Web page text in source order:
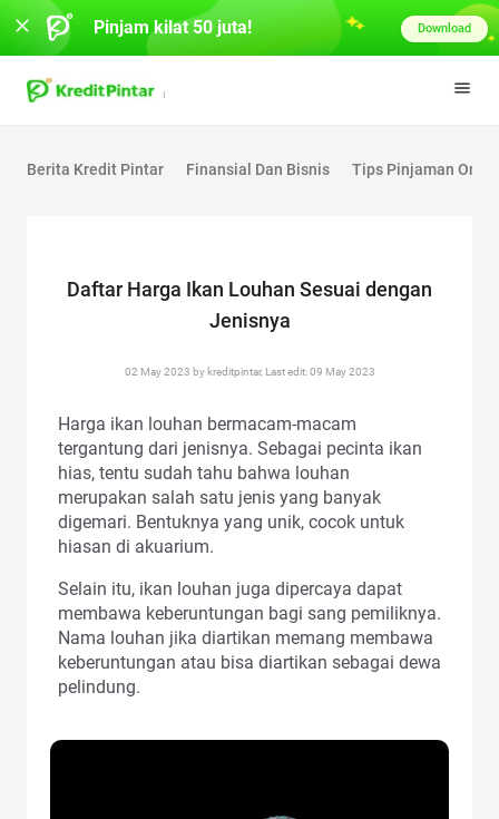
Berita Kredit Pintar Finansial Dan Bisnis Tips Pinjaman
Daftar Harga Ikan Louhan Sesuai dengan
Jenisnya
02 May 2023 by kreditpintar, Last edit: 09 May 2023
Harga ikan louhan bermacam-macam
tergantung dari jenisnya. Sebagai pecinta ikan
hias, tentu sudah tahu bahwa louhan
merupakan salah satu jenis yang banyak
digemari. Bentuknya yang unik, cocok untuk
hiasan di akuarium.
Selain itu, ikan louhan juga dipercaya dapat
membawa keberuntungan bagi sang pemiliknya.
Nama louhan jika diartikan memang membawa
keberuntungan atau bisa diartikan sebagai dewa
pelindung.
Pinjam kilat 50 juta! Download